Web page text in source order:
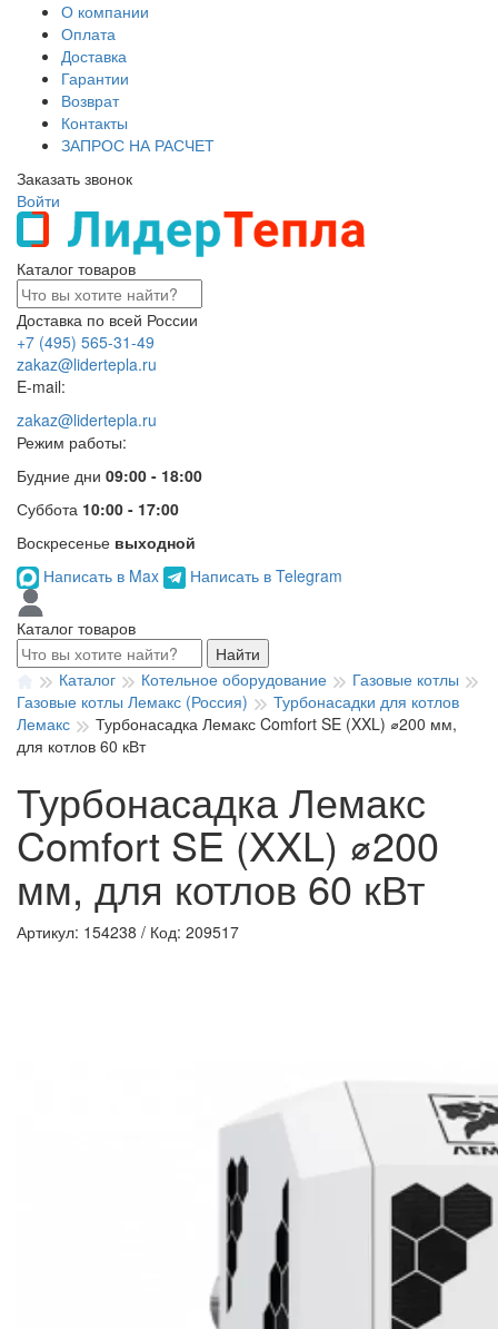
О компании
Оплата
Доставка
Гарантии
Возврат
Контакты
ЗАПРОС НА РАСЧЕТ
Заказать звонок
Войти
Каталог товаров
Доставка по всей России
+7 (495) 565-31-49
zakaz@lidertepla.ru
E-mail:
zakaz@lidertepla.ru
Режим работы:
Будние дни 09:00 - 18:00
Суббота 10:00 - 17:00
Воскресенье выходной
Написать в Max
Написать в Telegram
Каталог товаров
Найти
Каталог
Котельное оборудование
Газовые котлы
Газовые котлы Лемакс (Россия)
Турбонасадки для котлов
Лемакс
Турбонасадка Лемакс Comfort SE (XXL) ⌀200 мм,
для котлов 60 кВт
Турбонасадка Лемакс
Comfort SE (XXL) ⌀200
мм, для котлов 60 кВт
Артикул: 154238 / Код: 209517